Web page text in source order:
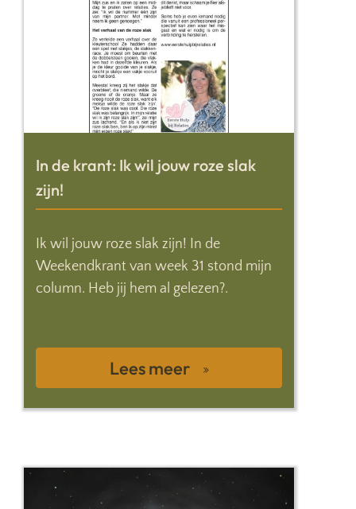
In de krant: Ik wil jouw roze slak
zijn!
Ik wil jouw roze slak zijn! In de
Weekendkrant van week 31 stond mijn
column. Heb jij hem al gelezen?.
Lees meer